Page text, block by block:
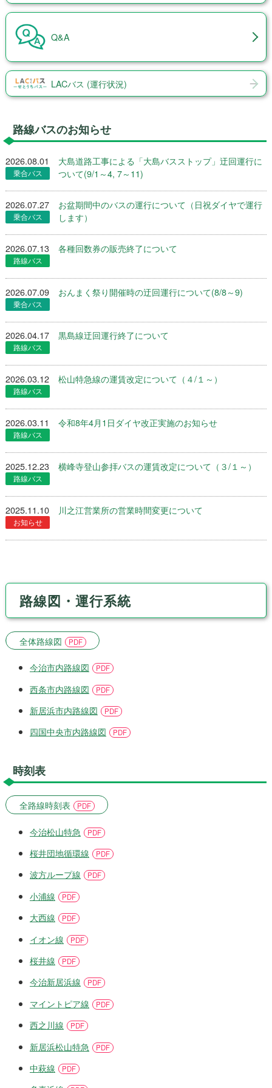
Q&A
LACバス (運行状況)
路線バスのお知らせ
2026.08.01
大島道路工事による「大島バスストップ」迂回運行に
ついて(9/1～4, 7～11)
2026.07.27
お盆期間中のバスの運行について（日祝ダイヤで運行
します）
2026.07.13 各種回数券の販売終了について
2026.07.09 おんまく祭り開催時の迂回運行について(8/8～9)
2026.04.17 黒島線迂回運行終了について
2026.03.12 松山特急線の運賃改定について（４/１～）
2026.03.11 令和8年4月1日ダイヤ改正実施のお知らせ
2025.12.23 横峰寺登山参拝バスの運賃改定について（３/１～）
2025.11.10 川之江営業所の営業時間変更について
路線図・運行系統
全体路線図
今治市内路線図
西条市内路線図
新居浜市内路線図
四国中央市内路線図
時刻表
全路線時刻表
今治松山特急
桜井団地循環線
波方ループ線
小浦線
大西線
イオン線
桜井線
今治新居浜線
マイントピア線
西之川線
新居浜松山特急
中萩線